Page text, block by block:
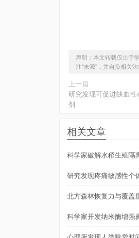
声明：本文转载仅出于
注“来源”，并自负相关
上一篇
研究发现可促进缺血
剂
相关文章
科学家破解水稻生殖隔
研究发现疼痛敏感性个
北方森林恢复力与覆盖
科学家开发纳米酶增强